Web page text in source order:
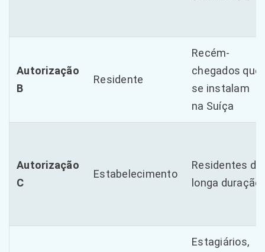
Autorização
B
Residente
Recém-
chegados que
se instalam
na Suíça
Autorização
C
Estabelecimento
Residentes de
longa duração
Estagiários,